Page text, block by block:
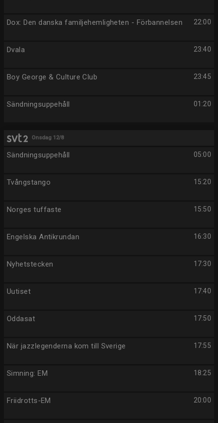
22:00
Dox: Den danska familjehemligheten - Förbannelsen
23:40
Dvala
23:45
Boy George & Culture Club
01:20
Sändningsuppehåll
Onsdag 12/8
05:00
Sändningsuppehåll
15:20
Tvångstango
15:50
Norges tuffaste
16:30
Engelska Antikrundan
17:30
Nyhetstecken
17:40
Uutiset
17:50
Oddasat
17:55
När jazzlegenderna kom till Sverige
18:25
Simning: EM
20:00
Friidrotts-EM